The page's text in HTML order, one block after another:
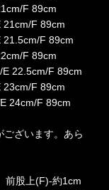
F 89cm
F 89cm
F 89cm
F 89cm
22.5cm/F 89cm
F 89cm
24cm/F 89cm
ざいます。あら
前股上(F)-約1cm